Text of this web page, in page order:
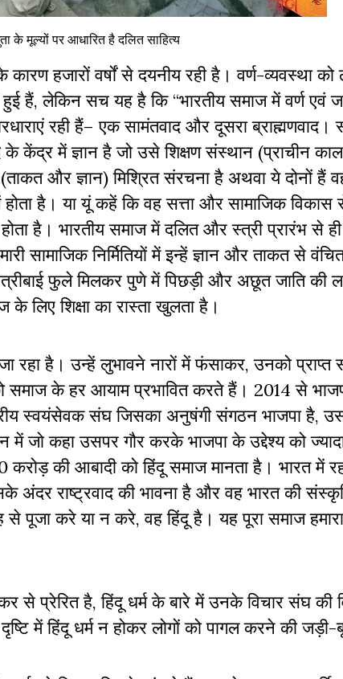
के मूल्यों पर आधारित है दलित साहित्य
कारण हजारों वर्षों से दयनीय रही है। वर्ण-व्यवस्था
लेकिन सच यह है कि “भारतीय समाज में वर्ण एवं
रही हैं– एक सामंतवाद और दूसरा ब्राह्मणवाद।
के केंद्र में ज्ञान है जो उसे शिक्षण संस्थान (प्राचीन
और ज्ञान) मिश्रित संरचना है अथवा ये दोनों हैं
है। या यूं कहें कि वह सत्ता और सामाजिक
है। भारतीय समाज में दलित और स्त्री प्रारंभ से
सामाजिक निर्मितियों में इन्हें ज्ञान और ताकत से
फुले मिलकर पुणे में पिछड़ी और अछूत जाति की
लिए शिक्षा का रास्ता खुलता है।
रहा है। उन्हें लुभावने नारों में फंसाकर, उनको प्राप्त
समाज के हर आयाम प्रभावित करते हैं। 2014 से
स्वयंसेवक संघ जिसका अनुषंगी संगठन भाजपा है,
कहा उसपर गौर करके भाजपा के उद्देश्य को ज्यादा
की आबादी को हिंदू समाज मानता है। भारत में
अंदर राष्ट्रवाद की भावना है और वह भारत की
से पूजा करे या न करे, वह हिंदू है। यह पूरा समाज
से प्रेरित है, हिंदू धर्म के बारे में उनके विचार संघ की
में हिंदू धर्म न होकर लोगों को पागल करने की जड़ी-